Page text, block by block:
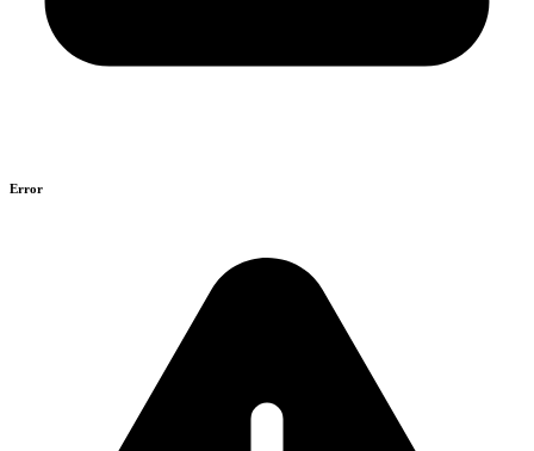
Error